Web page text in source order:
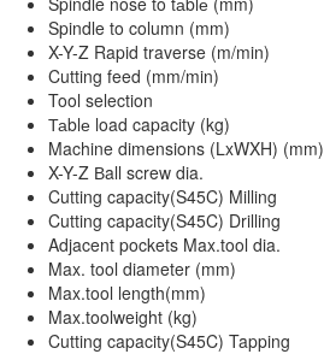
Spindle to column (mm)
X-Y-Z Rapid traverse (m/min)
Cutting feed (mm/min)
Tool selection
Таblе load capacity (kg)
Machine dimensions (LxWXH) (mm)
X-Y-Z Вall screw dia.
Cutting capacity(S45C) Milling
Cutting capacity(S45C) Drilling
Adjacent pockets Max.tool dia.
Max. tool diameter (mm)
Max.tool length(mm)
Max.toolweight (kg)
Cutting capacity(S45C) Tapping